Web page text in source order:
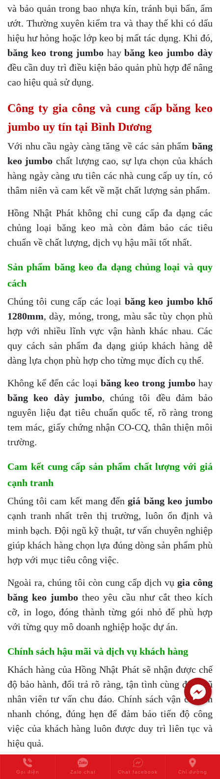
và bảo quản trong bao nhựa kín, tránh bụi bẩn, ẩm
ướt. Thường xuyên kiểm tra và thay thế khi có dấu
hiệu hư hỏng hoặc lớp keo bị mất tác dụng. Khi đó,
băng keo trong jumbohaybăng keo jumbo dày
đều cần duy trì điều kiện bảo quản phù hợp để nâng
cao hiệu quả sử dụng.
Công ty gia công và cung cấp băng keo
jumbo uy tín tại Bình Dương
Với nhu cầu ngày càng tăng về các sản phẩm băng
keo jumbo chất lượng cao, sự lựa chọn của khách
hàng ngày càng ưu tiên các nhà cung cấp uy tín, có
thâm niên và cam kết về mặt chất lượng sản phẩm.
Hồng Nhật Phát không chỉ cung cấp đa dạng các
chủng loại băng keo mà còn đảm bảo các tiêu
chuẩn về chất lượng, dịch vụ hậu mãi tốt nhất.
Sản phẩm băng keo đa dạng chủng loại và quy
cách
Chúng tôi cung cấp các loại băng keo jumbo khổ
1280mm, dày, mỏng, trong, màu sắc tùy chọn phù
hợp với nhiều lĩnh vực vận hành khác nhau. Các
quy cách sản phẩm đa dạng giúp khách hàng dễ
dàng lựa chọn phù hợp cho từng mục đích cụ thể.
Không kể đến các loại băng keo trong jumbo hay
băng keo dày jumbo, chúng tôi đều đảm bảo
nguyên liệu đạt tiêu chuẩn quốc tế, rõ ràng trong
tem mác, giấy chứng nhận CO-CQ, thân thiện môi
trường.
Cam kết cung cấp sản phẩm chất lượng với giá
cạnh tranh
Chúng tôi cam kết mang đếngiá băng keo jumbo
cạnh tranh nhất trên thị trường, luôn ổn định và
minh bạch. Đội ngũ kỹ thuật, tư vấn chuyên nghiệp
giúp khách hàng chọn lựa đúng dòng sản phẩm phù
hợp với mục tiêu công việc.
Ngoài ra, chúng tôi còn cung cấp dịch vụ gia công
băng keo jumbo theo yêu cầu như cắt theo kích
cỡ, in logo, đóng thành từng gói nhỏ để phù hợp
với từng quy mô doanh nghiệp hoặc dự án.
Chính sách hậu mãi và dịch vụ khách hàng
Khách hàng của Hồng Nhật Phát sẽ nhận được chế
độ bảo hành, đổi trả rõ ràng, tận tình cùng đội ngũ
nhân viên tư vấn chu đáo. Chính sách vận chuyển
nhanh chóng, đúng hẹn để đảm bảo tiến độ công
việc của khách hàng luôn được duy trì liên tục và
hiệu quả.
Kết Luận
Gọi điện Zalo chat Chat facebook Chỉ đường